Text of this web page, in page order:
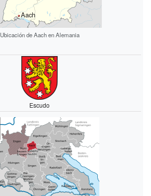
Aach
Ubicación de Aach en Alemania
Escudo